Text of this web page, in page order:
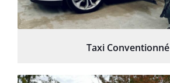
Taxi Conventionné